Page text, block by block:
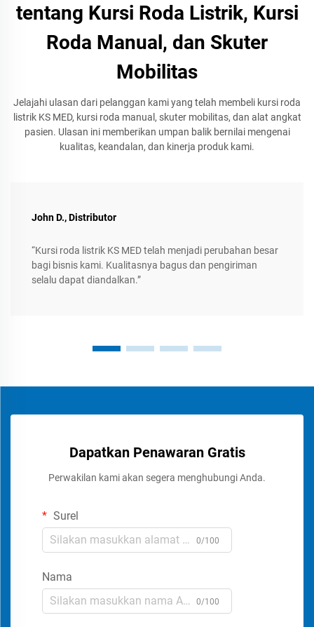
tentang Kursi Roda Listrik, Kursi
Roda Manual, dan Skuter
Mobilitas
Jelajahi ulasan dari pelanggan kami yang telah membeli kursi roda
listrik KS MED, kursi roda manual, skuter mobilitas, dan alat angkat
pasien. Ulasan ini memberikan umpan balik bernilai mengenai
kualitas, keandalan, dan kinerja produk kami.
John D., Distributor
“Kursi roda listrik KS MED telah menjadi perubahan besar
bagi bisnis kami. Kualitasnya bagus dan pengiriman
selalu dapat diandalkan.”
Dapatkan Penawaran Gratis
Perwakilan kami akan segera menghubungi Anda.
Surel
0/100
Nama
0/100